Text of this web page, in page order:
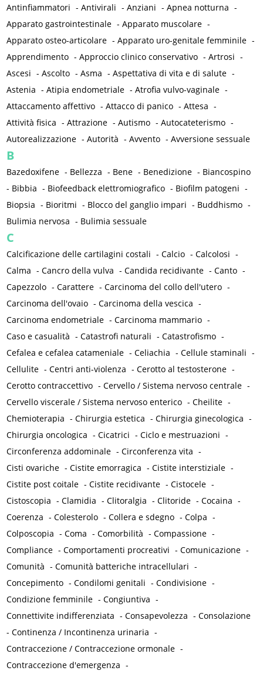
Antinfiammatori -Antivirali -Anziani -Apnea notturna -
Apparato gastrointestinale -Apparato muscolare -
Apparato osteo-articolare -Apparato uro-genitale femminile -
Apprendimento -Approccio clinico conservativo -Artrosi -
Ascesi -Ascolto -Asma -Aspettativa di vita e di salute -
Astenia -Atipia endometriale -Atrofia vulvo-vaginale -
Attaccamento affettivo -Attacco di panico -Attesa -
Attività fisica -Attrazione -Autismo -Autocateterismo -
Autorealizzazione -Autorità -Avvento -Avversione sessuale
B
Bazedoxifene - Bellezza - Bene - Benedizione - Biancospino
- Bibbia - Biofeedback elettromiografico - Biofilm patogeni -
Biopsia - Bioritmi - Blocco del ganglio impari - Buddhismo -
Bulimia nervosa - Bulimia sessuale
C
Calcificazione delle cartilagini costali -Calcio -Calcolosi -
Calma -Cancro della vulva -Candida recidivante -Canto -
Capezzolo -Carattere -Carcinoma del collo dell'utero -
Carcinoma dell'ovaio -Carcinoma della vescica -
Carcinoma endometriale -Carcinoma mammario -
Caso e casualità -Catastrofi naturali -Catastrofismo -
Cefalea e cefalea catameniale -Celiachia -Cellule staminali -
Cellulite -Centri anti-violenza -Cerotto al testosterone -
Cerotto contraccettivo -Cervello / Sistema nervoso centrale -
Cervello viscerale / Sistema nervoso enterico -Cheilite -
Chemioterapia -Chirurgia estetica -Chirurgia ginecologica -
Chirurgia oncologica -Cicatrici -Ciclo e mestruazioni -
Circonferenza addominale -Circonferenza vita -
Cisti ovariche -Cistite emorragica -Cistite interstiziale -
Cistite post coitale -Cistite recidivante -Cistocele -
Cistoscopia -Clamidia -Clitoralgia -Clitoride -Cocaina -
Coerenza -Colesterolo -Collera e sdegno -Colpa -
Colposcopia -Coma -Comorbilità -Compassione -
Compliance -Comportamenti procreativi -Comunicazione -
Comunità -Comunità batteriche intracellulari -
Concepimento -Condilomi genitali -Condivisione -
Condizione femminile -Congiuntiva -
Connettivite indifferenziata -Consapevolezza -Consolazione
-Continenza / Incontinenza urinaria -
Contraccezione / Contraccezione ormonale -
Contraccezione d'emergenza -